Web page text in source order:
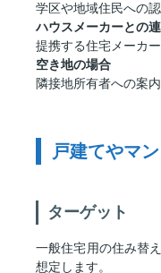
学区や地域住民への
ハウスメーカーとの
提携する住宅メーカ
空き地の場合
隣接地所有者への案内
戸建てやマ
ターゲット
一般住宅用の住み替
想定します。